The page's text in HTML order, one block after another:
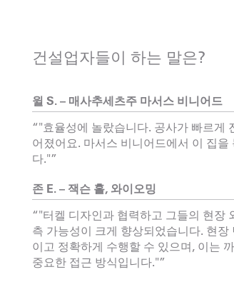
건설업자들이 하는 말은?
윌 S. – 매사추세츠주 마서스 비니어드
“"효율성에 놀랐습니다. 공사가 빠르게
어졌어요. 마서스 비니어드에서 이 집
다."”
존 E. – 잭슨 홀, 와이오밍
“"터켈 디자인과 협력하고 그들의 현장
측 가능성이 크게 향상되었습니다. 현
이고 정확하게 수행할 수 있으며, 이는
중요한 접근 방식입니다."”